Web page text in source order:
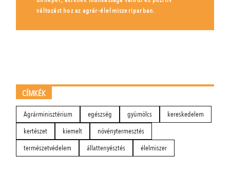
változást hoz az agrár-élelmiszeriparban.
CÍMKÉK
Agrárminisztérium egészség gyümölcs
kereskedelem
kertészet
kiemelt
növénytermesztés
természetvédelem
állattenyésztés élelmiszer